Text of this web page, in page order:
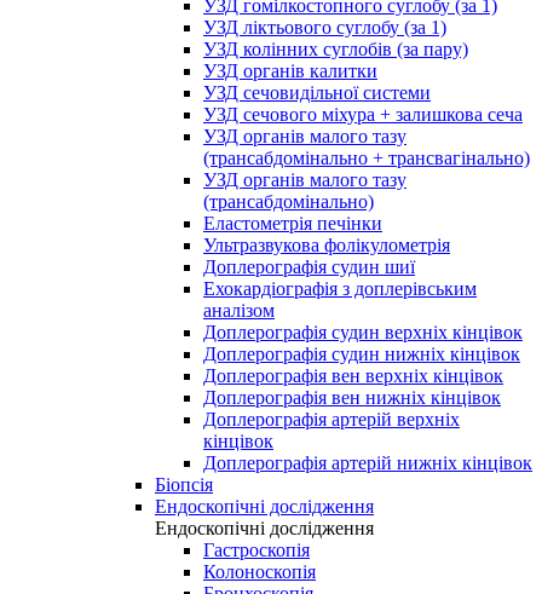
УЗД гомілкостопного суглобу (за 1)
УЗД ліктьового суглобу (за 1)
УЗД колінних суглобів (за пару)
УЗД органів калитки
УЗД сечовидільної системи
УЗД сечового міхура + залишкова сеча
УЗД органів малого тазу
(трансабдомінально + трансвагінально)
УЗД органів малого тазу
(трансабдомінально)
Еластометрія печінки
Ультразвукова фолікулометрія
Доплерографія судин шиї
Ехокардіографія з доплерівським
аналізом
Доплерографія судин верхніх кінцівок
Доплерографія судин нижніх кінцівок
Доплерографія вен верхніх кінцівок
Доплерографія вен нижніх кінцівок
Доплерографія артерій верхніх
кінцівок
Доплерографія артерій нижніх кінцівок
Біопсія
Ендоскопічні дослідження
Ендоскопічні дослідження
Гастроскопія
Колоноскопія